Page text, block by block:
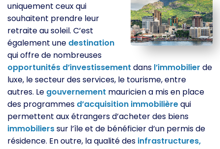
uniquement ceux qui
souhaitent prendre leur
retraite au soleil. C’est
également une destination
qui offre de nombreuses
opportunités d’investissement dans l’immobilier de
luxe, le secteur des services, le tourisme, entre
autres. Le gouvernement mauricien a mis en place
des programmes d’acquisition immobilièrequi
permettent aux étrangers d’acheter des biens
immobilierssur l’île et de bénéficier d’un permis de
résidence. En outre, la qualité des infrastructures,